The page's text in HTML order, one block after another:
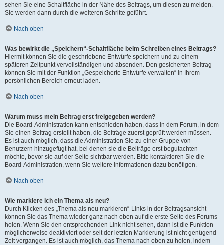
sehen Sie eine Schaltfläche in der Nähe des Beitrags, um diesen zu melden.
Sie werden dann durch die weiteren Schritte geführt.
Nach oben
Was bewirkt die „Speichern“-Schaltfläche beim Schreiben eines Beitrags?
Hiermit können Sie die geschriebene Entwürfe speichern und zu einem
späteren Zeitpunkt vervollständigen und absenden. Den gesicherten Beitrag
können Sie mit der Funktion „Gespeicherte Entwürfe verwalten“ in Ihrem
persönlichen Bereich erneut laden.
Nach oben
Warum muss mein Beitrag erst freigegeben werden?
Die Board-Administration kann entschieden haben, dass in dem Forum, in dem
Sie einen Beitrag erstellt haben, die Beiträge zuerst geprüft werden müssen.
Es ist auch möglich, dass die Administration Sie zu einer Gruppe von
Benutzern hinzugefügt hat, bei denen sie die Beiträge erst begutachten
möchte, bevor sie auf der Seite sichtbar werden. Bitte kontaktieren Sie die
Board-Administration, wenn Sie weitere Informationen dazu benötigen.
Nach oben
Wie markiere ich ein Thema als neu?
Durch Klicken des „Thema als neu markieren“-Links in der Beitragsansicht
können Sie das Thema wieder ganz nach oben auf die erste Seite des Forums
holen. Wenn Sie den entsprechenden Link nicht sehen, dann ist die Funktion
möglicherweise deaktiviert oder seit der letzten Markierung ist nicht genügend
Zeit vergangen. Es ist auch möglich, das Thema nach oben zu holen, indem